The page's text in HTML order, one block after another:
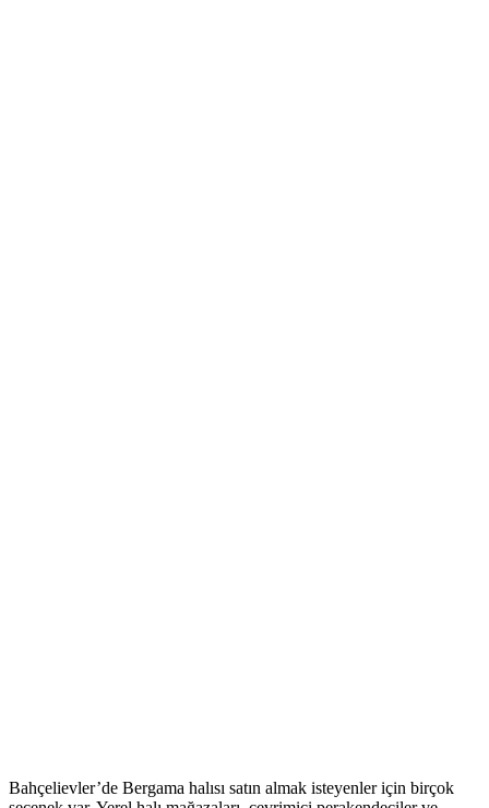
Bahçelievler’de Bergama halısı satın almak isteyenler için birçok